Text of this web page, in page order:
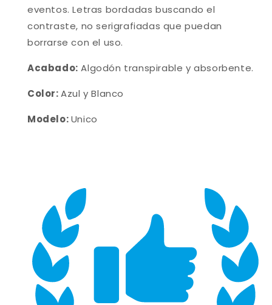
eventos. Letras bordadas buscando el
contraste, no serigrafiadas que puedan
borrarse con el uso.
Acabado: Algodón transpirable y absorbente.
Color: Azul y Blanco
Modelo:Unico